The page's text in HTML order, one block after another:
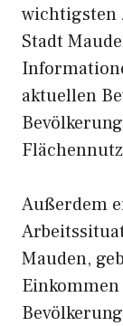
wichtigsten
Stadt
aktuellen
Außerdem
Mauden,